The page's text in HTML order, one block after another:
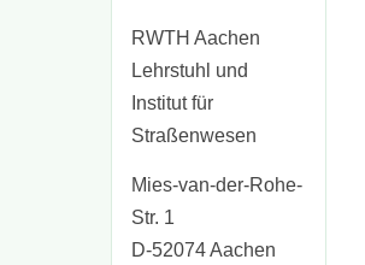
RWTH Aachen
Lehrstuhl und
Institut für
Straßenwesen
Mies-van-der-Rohe-
Str. 1
D-52074 Aachen